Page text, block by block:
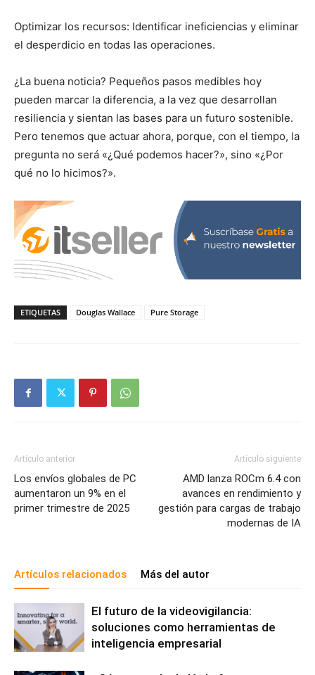
Optimizar los recursos: Identificar ineficiencias y eliminar
el desperdicio en todas las operaciones.
¿La buena noticia? Pequeños pasos medibles hoy
pueden marcar la diferencia, a la vez que desarrollan
resiliencia y sientan las bases para un futuro sostenible.
Pero tenemos que actuar ahora, porque, con el tiempo, la
pregunta no será «¿Qué podemos hacer?», sino «¿Por
qué no lo hicimos?».
ETIQUETAS Douglas Wallace Pure Storage
Artículo anterior
Los envíos globales de PC
aumentaron un 9% en el
primer trimestre de 2025
Artículo siguiente
AMD lanza ROCm 6.4 con
avances en rendimiento y
gestión para cargas de trabajo
modernas de IA
Artículos relacionados Más del autor
El futuro de la videovigilancia:
soluciones como herramientas de
inteligencia empresarial